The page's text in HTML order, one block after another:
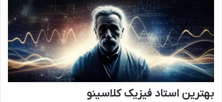
بهترین استاد فیزیک کلاسینو